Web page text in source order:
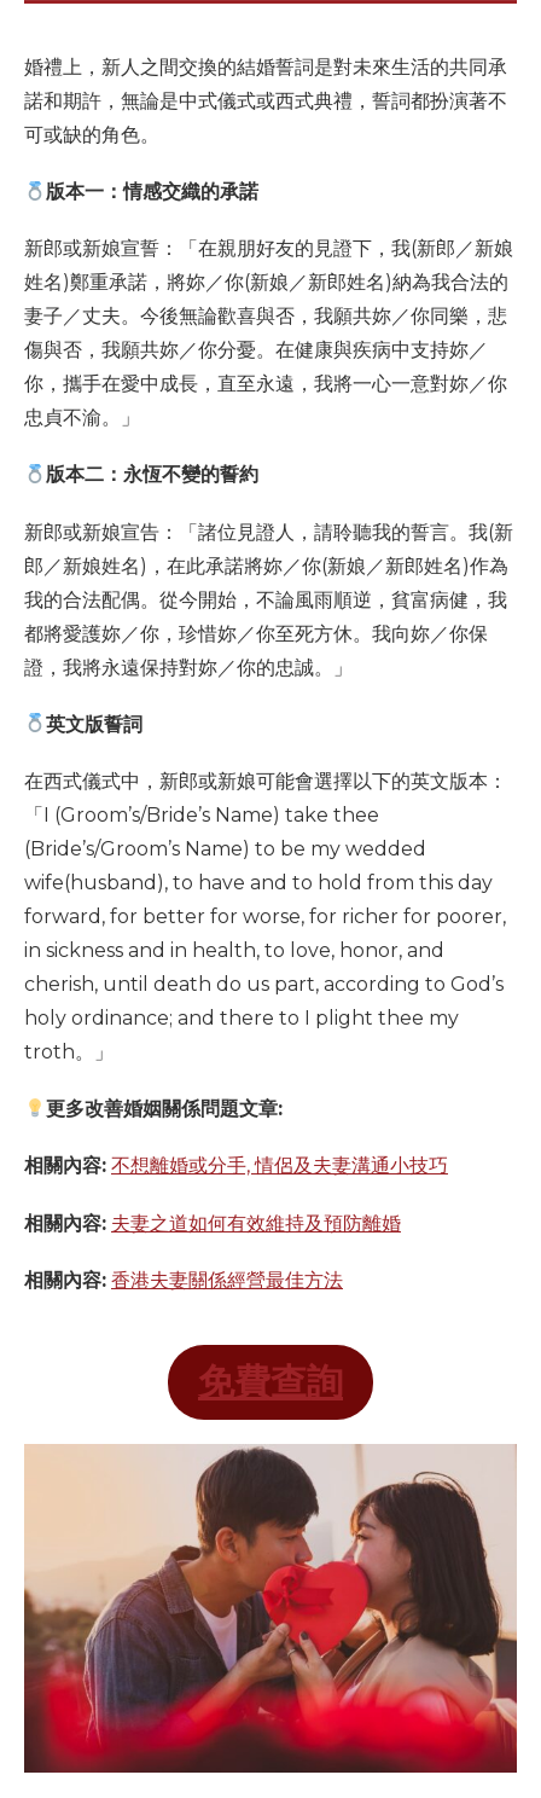
婚禮上，新人之間交換的結婚誓詞是對未來生活的共同承
諾和期許，無論是中式儀式或西式典禮，誓詞都扮演著不
可或缺的角色。
版本一：情感交織的承諾
新郎或新娘宣誓：「在親朋好友的見證下，我(新郎／新娘
姓名)鄭重承諾，將妳／你(新娘／新郎姓名)納為我合法的
妻子／丈夫。今後無論歡喜與否，我願共妳／你同樂，悲
傷與否，我願共妳／你分憂。在健康與疾病中支持妳／
你，攜手在愛中成長，直至永遠，我將一心一意對妳／你
忠貞不渝。」
版本二：永恆不變的誓約
新郎或新娘宣告：「諸位見證人，請聆聽我的誓言。我(新
郎／新娘姓名)，在此承諾將妳／你(新娘／新郎姓名)作為
我的合法配偶。從今開始，不論風雨順逆，貧富病健，我
都將愛護妳／你，珍惜妳／你至死方休。我向妳／你保
證，我將永遠保持對妳／你的忠誠。」
英文版誓詞
在西式儀式中，新郎或新娘可能會選擇以下的英文版本：
「I (Groom’s/Bride’s Name) take thee
(Bride’s/Groom’s Name) to be my wedded
wife(husband), to have and to hold from this day
forward, for better for worse, for richer for poorer,
in sickness and in health, to love, honor, and
cherish, until death do us part, according to God’s
holy ordinance; and there to I plight thee my
troth。」
更多改善婚姻關係問題文章:
相關內容: 不想離婚或分手, 情侶及夫妻溝通小技巧
相關內容: 夫妻之道如何有效維持及預防離婚
相關內容: 香港夫妻關係經營最佳方法
免費查詢